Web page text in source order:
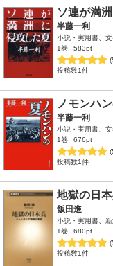
ソ連が満
半藤一利
小説・実用書、
1巻
583pt
投稿数1件
ノモンハ
半藤一利
小説・実用書、
1巻
676pt
投稿数1件
地獄の日
飯田進
小説・実用書、
1巻
680pt
投稿数1件